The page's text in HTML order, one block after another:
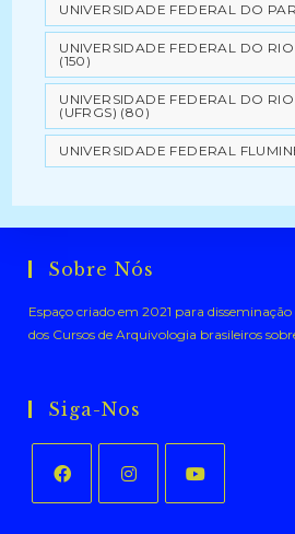
UNIVERSIDADE FEDERAL DO
UNIVERSIDADE FEDERAL DO
(150)
UNIVERSIDADE FEDERAL DO
(UFRGS) (80)
UNIVERSIDADE FEDERAL
Sobre Nós
Espaço criado em 2021 para disseminação
dos Cursos de Arquivologia brasileiros
Siga-Nos